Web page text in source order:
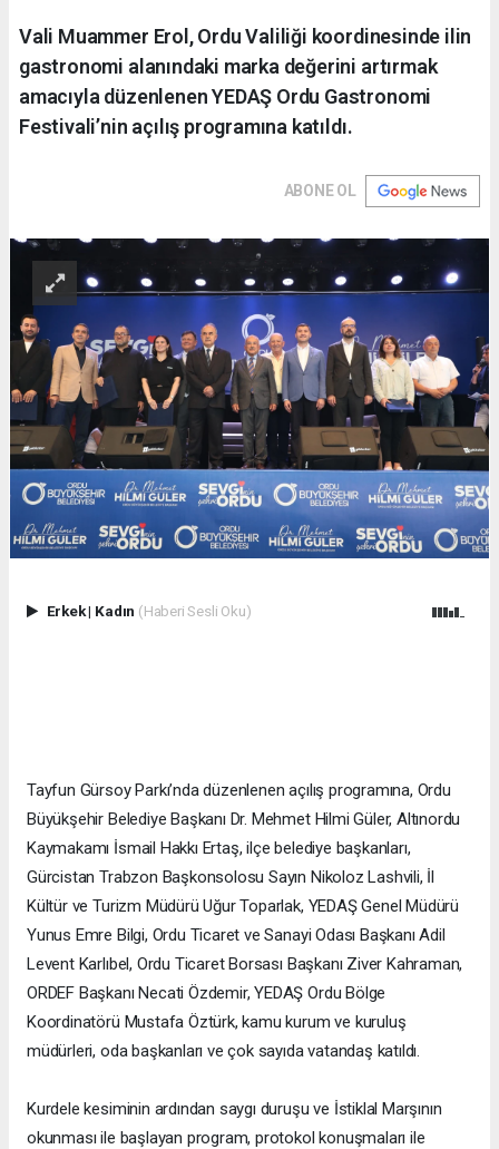
Vali Muammer Erol, Ordu Valiliği koordinesinde ilin
gastronomi alanındaki marka değerini artırmak
amacıyla düzenlenen YEDAŞ Ordu Gastronomi
Festivali’nin açılış programına katıldı.
ABONE OL
Erkek| Kadın (Haberi Sesli Oku)
Tayfun Gürsoy Parkı’nda düzenlenen açılış programına, Ordu
Büyükşehir Belediye Başkanı Dr. Mehmet Hilmi Güler, Altınordu
Kaymakamı İsmail Hakkı Ertaş, ilçe belediye başkanları,
Gürcistan Trabzon Başkonsolosu Sayın Nikoloz Lashvili, İl
Kültür ve Turizm Müdürü Uğur Toparlak, YEDAŞ Genel Müdürü
Yunus Emre Bilgi, Ordu Ticaret ve Sanayi Odası Başkanı Adil
Levent Karlıbel, Ordu Ticaret Borsası Başkanı Ziver Kahraman,
ORDEF Başkanı Necati Özdemir, YEDAŞ Ordu Bölge
Koordinatörü Mustafa Öztürk, kamu kurum ve kuruluş
müdürleri, oda başkanları ve çok sayıda vatandaş katıldı.
Kurdele kesiminin ardından saygı duruşu ve İstiklal Marşının
okunması ile başlayan program, protokol konuşmaları ile